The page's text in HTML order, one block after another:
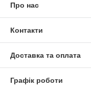
Про нас
Контакти
Доставка та оплата
Графік роботи